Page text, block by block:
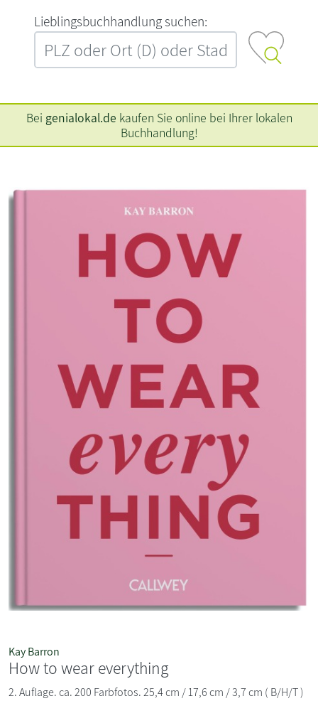
L‍i‍e‍b‍l‍i‍n‍g‍s‍b‍u‍c‍h‍h‍a‍n‍d‍l‍u‍n‍g‍ ‍s‍u‍c‍h‍e‍n‍:‍
Bei genialokal.de kaufen Sie online bei Ihrer lokalen
Buchhandlung!
Kay Barron
How to wear everything
2. Auflage. ca. 200 Farbfotos. 25,4 cm / 17,6 cm / 3,7 cm ( B/H/T )